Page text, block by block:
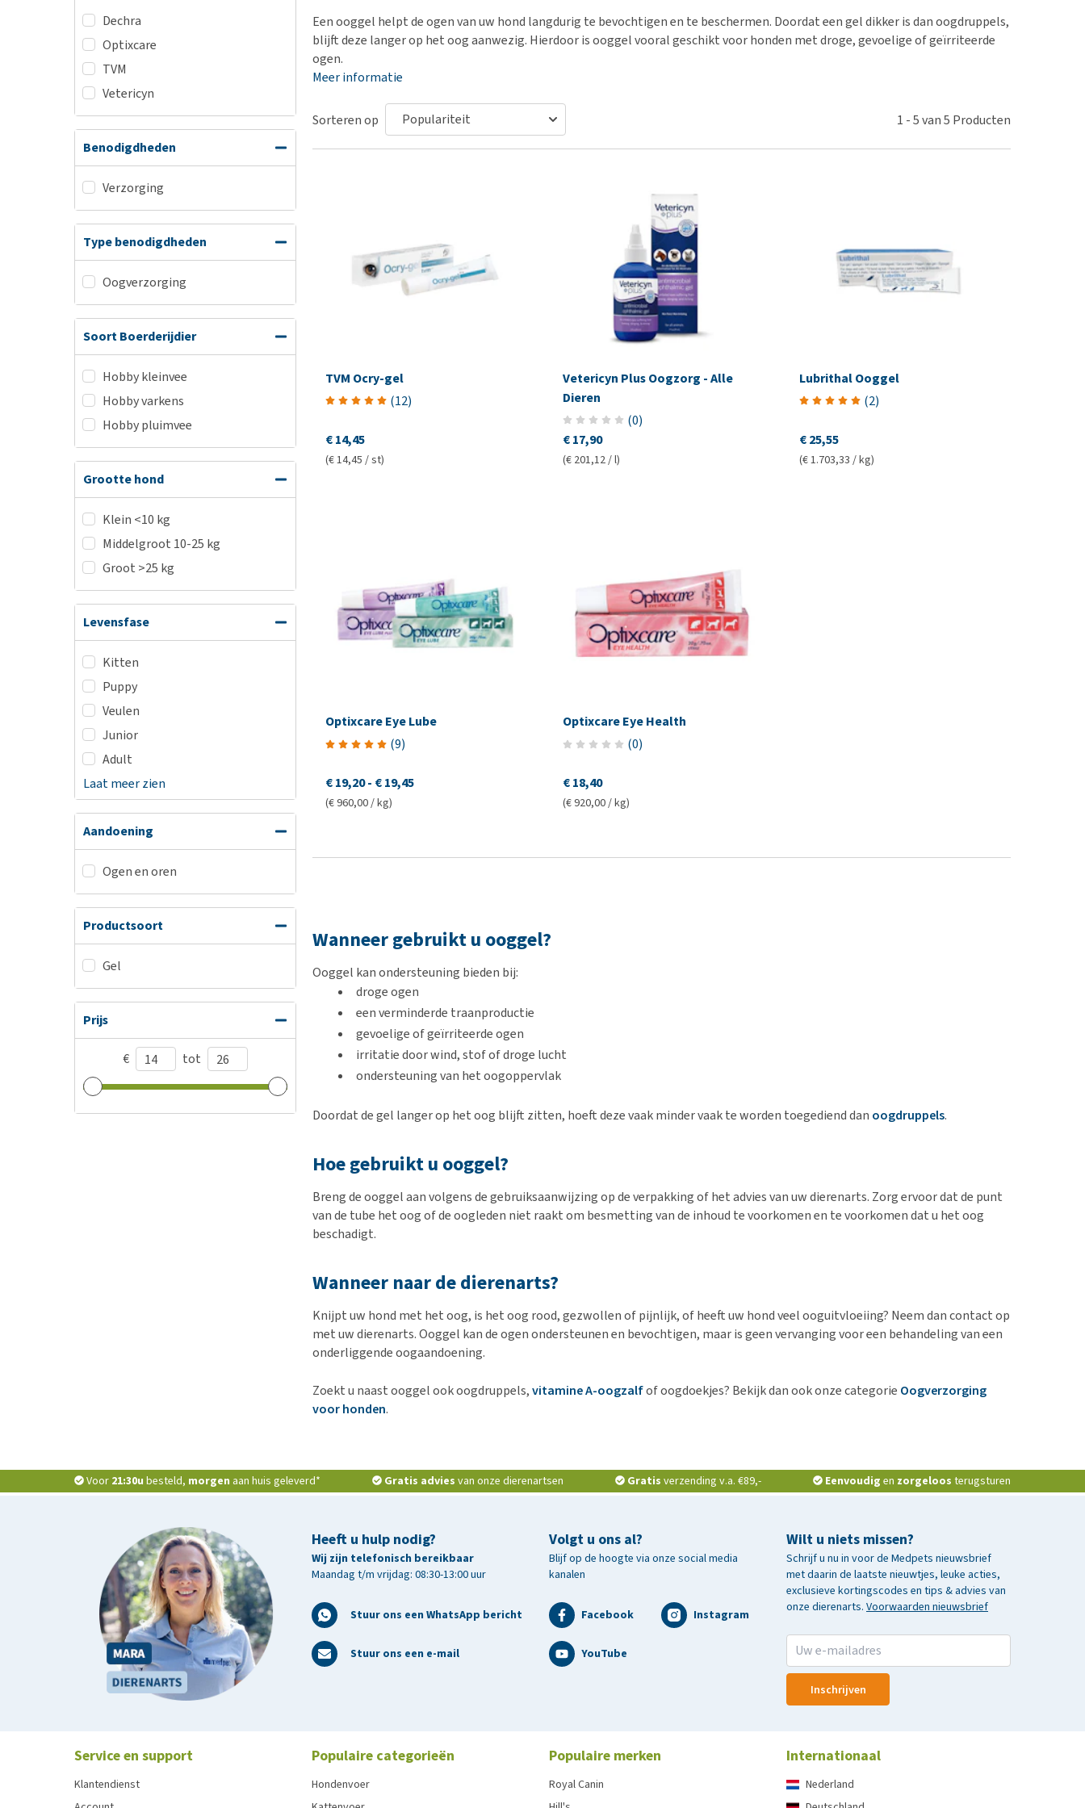
Biologisch hondenvoer
Vegan hondenvoer
Bekijk alles
Bench
Bekijk alles
Bekijk alles
Ouderdom en dementie
Dechra
Optixcare
TVM
Vetericyn
Benodigdheden
Verzorging
Type benodigdheden
Oogverzorging
Soort Boerderijdier
Hobby kleinvee
Hobby varkens
Hobby pluimvee
Grootte hond
Klein <10 kg
Middelgroot 10-25 kg
Groot >25 kg
Levensfase
Kitten
Puppy
Veulen
Junior
Adult
Laat meer zien
Aandoening
Ogen en oren
Productsoort
Gel
Prijs
€ tot
Een ooggel helpt de ogen van uw hond langdurig te bevochtigen en te beschermen. Doordat een gel dikker is dan oogdruppels,
blijft deze langer op het oog aanwezig. Hierdoor is ooggel vooral geschikt voor honden met droge, gevoelige of geïrriteerde
ogen.
Meer informatie
Sorteren op 1 -5van5 Producten
TVM Ocry-gel
(12)
€ 14,45
(€ 14,45 / st)
Vetericyn Plus Oogzorg - Alle
Dieren
(0)
€ 17,90
(€ 201,12 / l)
Lubrithal Ooggel
(2)
€ 25,55
(€ 1.703,33 / kg)
Optixcare Eye Lube
(9)
€ 19,20- € 19,45
(€ 960,00 / kg)
Optixcare Eye Health
(0)
€ 18,40
(€ 920,00 / kg)
Wanneer gebruikt u ooggel?
Ooggel kan ondersteuning bieden bij:
droge ogen
een verminderde traanproductie
gevoelige of geïrriteerde ogen
irritatie door wind, stof of droge lucht
ondersteuning van het oogoppervlak
Doordat de gel langer op het oog blijft zitten, hoeft deze vaak minder vaak te worden toegediend dan oogdruppels.
Hoe gebruikt u ooggel?
Breng de ooggel aan volgens de gebruiksaanwijzing op de verpakking of het advies van uw dierenarts. Zorg ervoor dat de punt
van de tube het oog of de oogleden niet raakt om besmetting van de inhoud te voorkomen en te voorkomen dat u het oog
beschadigt.
Wanneer naar de dierenarts?
Knijpt uw hond met het oog, is het oog rood, gezwollen of pijnlijk, of heeft uw hond veel ooguitvloeiing? Neem dan contact op
met uw dierenarts. Ooggel kan de ogen ondersteunen en bevochtigen, maar is geen vervanging voor een behandeling van een
onderliggende oogaandoening.
Zoekt u naast ooggel ook oogdruppels,vitamine A-oogzalfof oogdoekjes? Bekijk dan ook onze categorie Oogverzorging
voor honden.
Voor 21:30u besteld, morgen aan huis geleverd* Gratis advies van onze dierenartsen Gratis verzending v.a. €89,- Eenvoudig en zorgeloos terugsturen
Heeft u hulp nodig?
Wij zijn telefonisch bereikbaar
Maandag t/m vrijdag: 08:30-13:00 uur
Stuur ons een WhatsApp bericht
Stuur ons een e-mail
Wilt u niets missen?
Schrijf u nu in voor de Medpets nieuwsbrief
met daarin de laatste nieuwtjes, leuke acties,
exclusieve kortingscodes en tips & advies van
onze dierenarts. Voorwaarden nieuwsbrief
Inschrijven
Volgt u ons al?
Blijf op de hoogte via onze social media
kanalen
Facebook Instagram
YouTube
Service en support
Klantendienst
Populaire categorieën
Hondenvoer
Populaire merken
Royal Canin
Internationaal
Nederland